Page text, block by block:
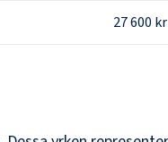
27 600 kr